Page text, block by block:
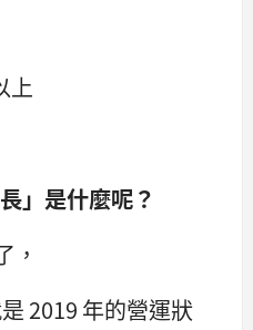
上
」是什麼呢？
，
2019 年的營運狀